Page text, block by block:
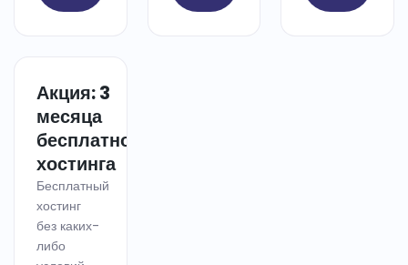
Акция: 3
месяца
бесплатного
хостинга
Бесплатный
хостинг
без каких-
либо